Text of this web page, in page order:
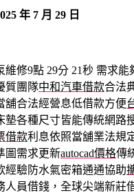
年 7 月 29 日
修9點 29分 21秒 需求能
質團隊中和汽車借款合法
舖合法經營息低借款方便
墊各種尺寸皆能傳統網路
借款利息依照當舖業法規
圖需求更新autocad價格傳
經驗防水氣密箱通通協助
人員借錢，全球尖端新莊